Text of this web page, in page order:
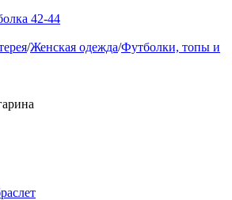
42-44
/Женская одежда/Футболки, топы и